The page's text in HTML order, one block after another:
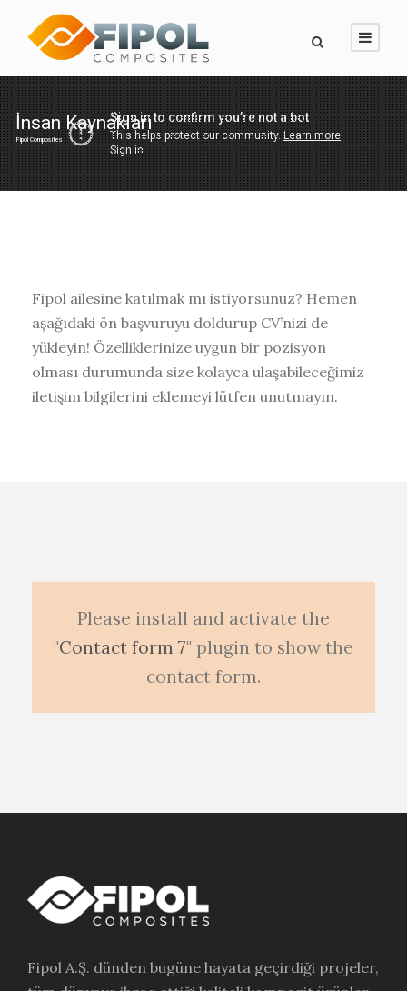
İnsan Kaynakları
Fipol Composites
Fipol ailesine katılmak mı istiyorsunuz? Hemen
aşağıdaki ön başvuruyu doldurup CV’nizi de
yükleyin! Özelliklerinize uygun bir pozisyon
olması durumunda size kolayca ulaşabileceğimiz
iletişim bilgilerini eklemeyi lütfen unutmayın.
Please install and activate the
"Contact form 7" plugin to show the
contact form.
Fipol A.Ş. dünden bugüne hayata geçirdiği projeler,